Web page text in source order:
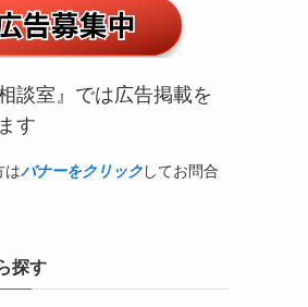
談室』では広告掲載を
す
はバナーをクリックしてお問合
探す